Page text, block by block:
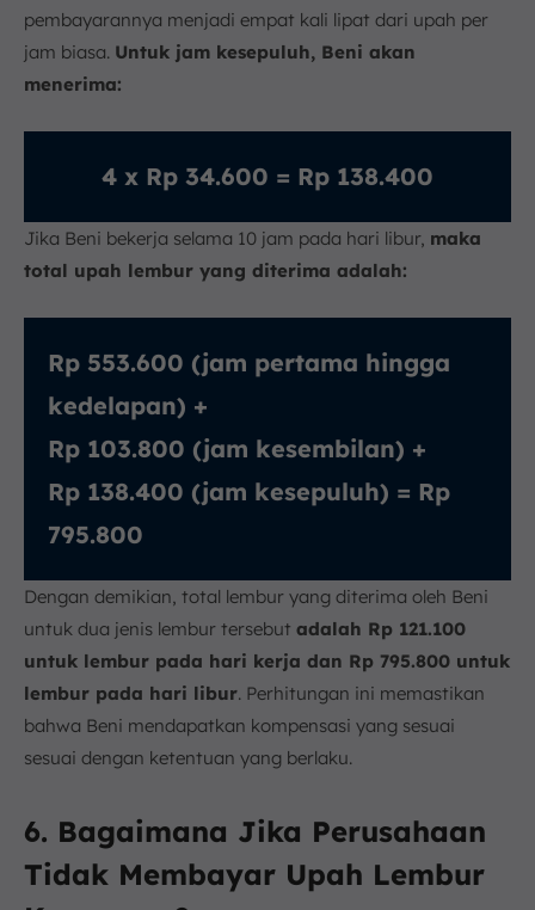
pembayarannya menjadi empat kali lipat dari upah per
jam biasa. Untuk jam kesepuluh, Beni akan
menerima:
4 x Rp 34.600 = Rp 138.400
Jika Beni bekerja selama 10 jam pada hari libur, maka
total upah lembur yang diterima adalah:
Rp 553.600 (jam pertama hingga
kedelapan) +
Rp 103.800 (jam kesembilan) +
Rp 138.400 (jam kesepuluh) = Rp
795.800
Dengan demikian, total lembur yang diterima oleh Beni
untuk dua jenis lembur tersebut adalah Rp 121.100
untuk lembur pada hari kerja dan Rp 795.800 untuk
lembur pada hari libur. Perhitungan ini memastikan
bahwa Beni mendapatkan kompensasi yang sesuai
sesuai dengan ketentuan yang berlaku.
6. Bagaimana Jika Perusahaan
Tidak Membayar Upah Lembur